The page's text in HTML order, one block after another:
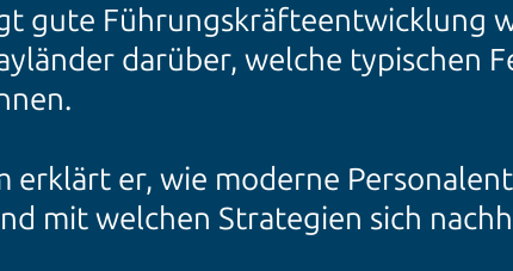
gute Führungskräfteentwicklung
darüber, welche typischen
erklärt er, wie moderne
mit welchen Strategien sich